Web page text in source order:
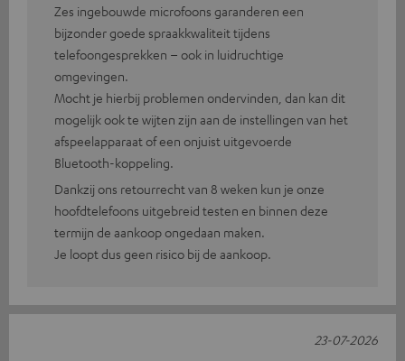
Zes ingebouwde microfoons garanderen een
bijzonder goede spraakkwaliteit tijdens
telefoongesprekken – ook in luidruchtige
omgevingen.
Mocht je hierbij problemen ondervinden, dan kan dit
mogelijk ook te wijten zijn aan de instellingen van het
afspeelapparaat of een onjuist uitgevoerde
Bluetooth-koppeling.
Dankzij ons retourrecht van 8 weken kun je onze
hoofdtelefoons uitgebreid testen en binnen deze
termijn de aankoop ongedaan maken.
Je loopt dus geen risico bij de aankoop.
23-07-2026